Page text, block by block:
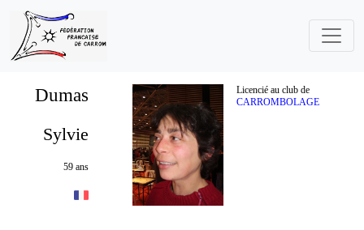
Dumas
Licencié au club de
CARROMBOLAGE
Sylvie
59 ans